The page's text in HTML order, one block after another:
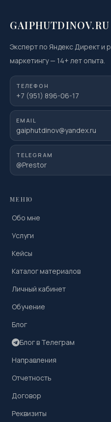
GAIPHUTDINOV.RU
Эксперт по Яндекс Директ и
маркетингу— 14+ лет опыта.
ТЕЛЕФОН
+7 (951) 896-06-17
EMAIL
gaiphutdinov@yandex.ru
TELEGRAM
@Prestor
МЕНЮ
Обо мне
Услуги
Кейсы
Каталог материалов
Личный кабинет
Обучение
Блог
Блог в Телеграм
Направления
Отчетность
Договор
Реквизиты